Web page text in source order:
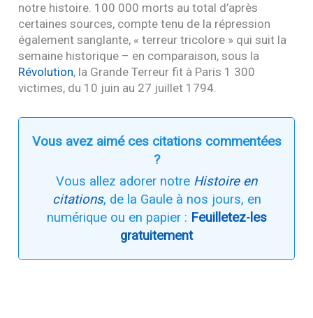
notre histoire. 100 000 morts au total d’après
certaines sources, compte tenu de la répression
également sanglante, « terreur tricolore » qui suit la
semaine historique – en comparaison, sous la
Révolution, la Grande Terreur fit à Paris 1 300
victimes, du 10 juin au 27 juillet 1794.
Vous avez aimé ces citations commentées
?
Vous allez adorer notre Histoire en
citations, de la Gaule à nos jours, en
numérique ou en papier : Feuilletez-les
gratuitement